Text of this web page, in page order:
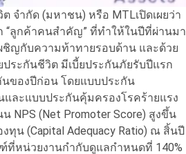
จำกัด (มหาชน) หรือ MTLเปิดเผยว่า
“ลูกค้าคนสำคัญ” ที่ทำให้ในปีที่ผ่านมา
ชิญกับความท้าทายรอบด้าน และด้วย
ระกันชีวิต มีเบี้ยประกันภัยรับปีแรก
กันของปีก่อน โดยแบบประกัน
และแบบประกันคุ้มครองโรคร้ายแรง
NPS (Net Promoter Score) สูงขึ้น
ทุน (Capital Adequacy Ratio) ณ สิ้นปี
ที่หน่วยงานกำกับดูแลกำหนดที่ 140%